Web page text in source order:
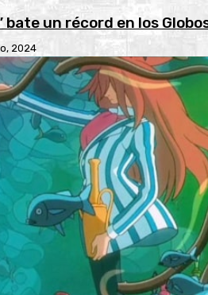
bate un récord en los
2024